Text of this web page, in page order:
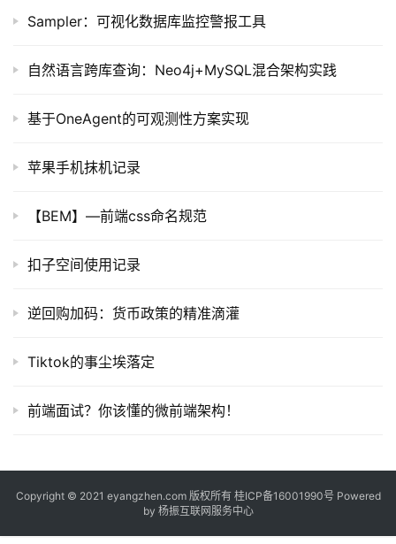
Sampler：可视化数据库监控警报工具
自然语言跨库查询：Neo4j+MySQL混合架构实践
基于OneAgent的可观测性方案实现
苹果手机抹机记录
【BEM】—前端css命名规范
扣子空间使用记录
逆回购加码：货币政策的精准滴灌
Tiktok的事尘埃落定
前端面试？你该懂的微前端架构！
Copyright © 2021 eyangzhen.com 版权所有 桂ICP备16001990号 Powered
by 杨振互联网服务中心